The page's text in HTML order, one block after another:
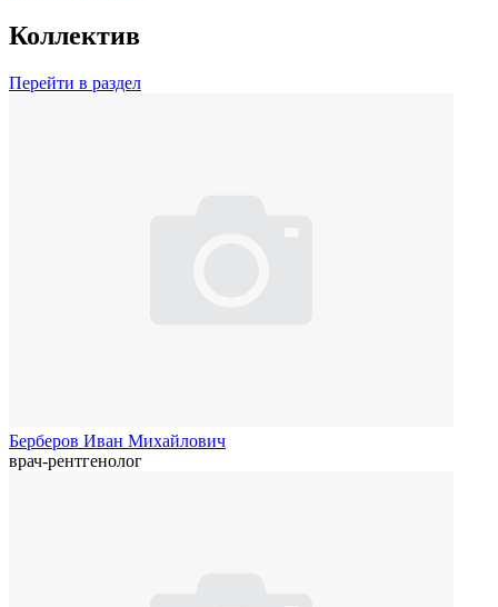
Коллектив
Перейти в раздел
Берберов Иван Михайлович
врач-рентгенолог